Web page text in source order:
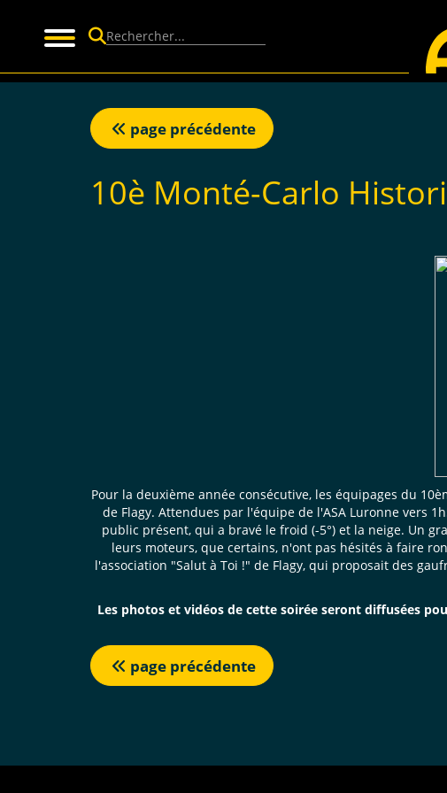
page précédente
10è Monté-Carlo
Pour la deuxième année consécutive, les équipages du
de Flagy. Attendues par l'équipe de l'ASA Luronne vers
public présent, qui a bravé le froid (-5°) et la neige. Un
leurs moteurs, que certains, n'ont pas hésités à faire
l'association "Salut à Toi !" de Flagy, qui proposait des
Les photos et vidéos de cette soirée seront diffusées
page précédente